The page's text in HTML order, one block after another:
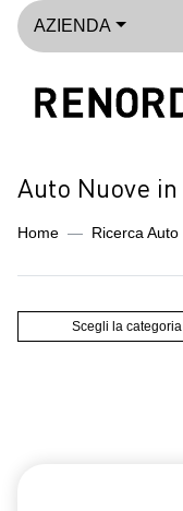
AZIENDA
Auto Nuove
Home Ricerca Auto
Scegli la categoria